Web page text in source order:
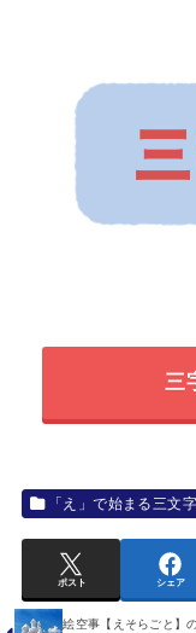
三
「え」で始まる三文
ポスト シェア
絵空事【えそらごと】